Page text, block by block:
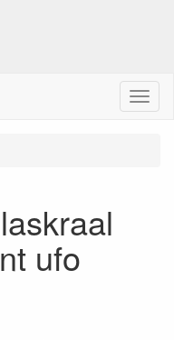
M
e
ufo